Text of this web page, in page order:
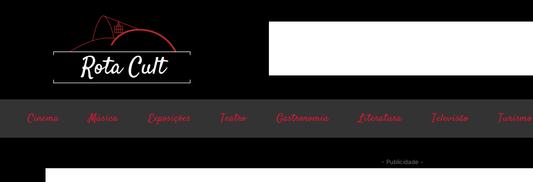
Cinema Música Exposições Teatro Gastronomia Literatura Televisão Turismo
- Publicidade -